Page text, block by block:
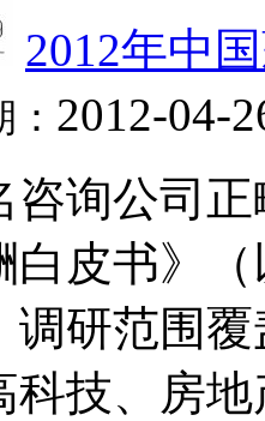
2012年中
： 2012-04-
咨询公司
白皮书》
调研范围
科技、房